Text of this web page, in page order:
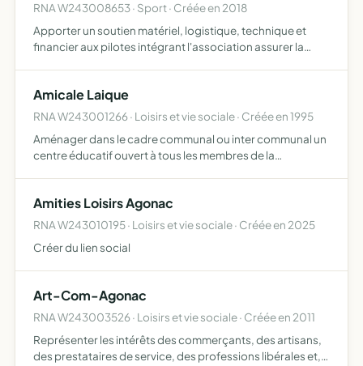
RNA W243008653 · Sport · Créée en 2018
Apporter un soutien matériel, logistique, technique et
financier aux pilotes intégrant l'association assurer la
Amicale Laique
RNA W243001266 · Loisirs et vie sociale · Créée en 1995
Aménager dans le cadre communal ou inter communal un
centre éducatif ouvert à tous les membres de la
ceux-ci de…
Amities Loisirs Agonac
RNA W243010195 · Loisirs et vie sociale · Créée en 2025
Créer du lien social
Art-Com-Agonac
RNA W243003526 · Loisirs et vie sociale · Créée en 2011
Représenter les intérêts des commerçants, des artisans,
des prestataires de service, des professions libérales et,